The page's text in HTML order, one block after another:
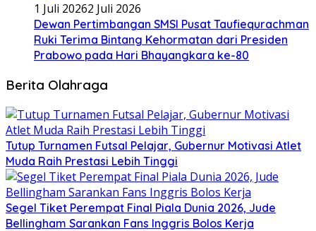
1 Juli 20262 Juli 2026
Dewan Pertimbangan SMSI Pusat Taufiequrachman
Ruki Terima Bintang Kehormatan dari Presiden
Prabowo pada Hari Bhayangkara ke-80
Berita Olahraga
Tutup Turnamen Futsal Pelajar, Gubernur Motivasi Atlet
Muda Raih Prestasi Lebih Tinggi
Segel Tiket Perempat Final Piala Dunia 2026, Jude
Bellingham Sarankan Fans Inggris Bolos Kerja